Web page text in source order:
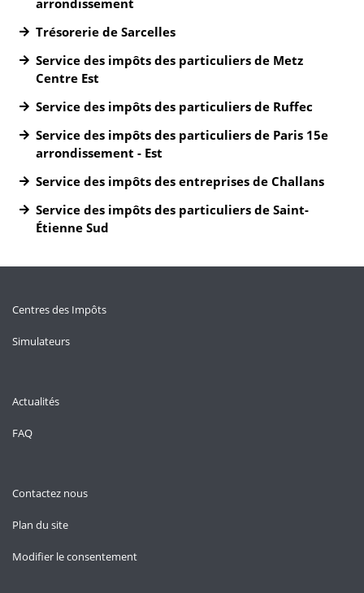
arrondissement
Trésorerie de Sarcelles
Service des impôts des particuliers de Metz
Centre Est
Service des impôts des particuliers de Ruffec
Service des impôts des particuliers de Paris 15e
arrondissement - Est
Service des impôts des entreprises de Challans
Service des impôts des particuliers de Saint-
Étienne Sud
Centres des Impôts
Simulateurs
Actualités
FAQ
Contactez nous
Plan du site
Modifier le consentement